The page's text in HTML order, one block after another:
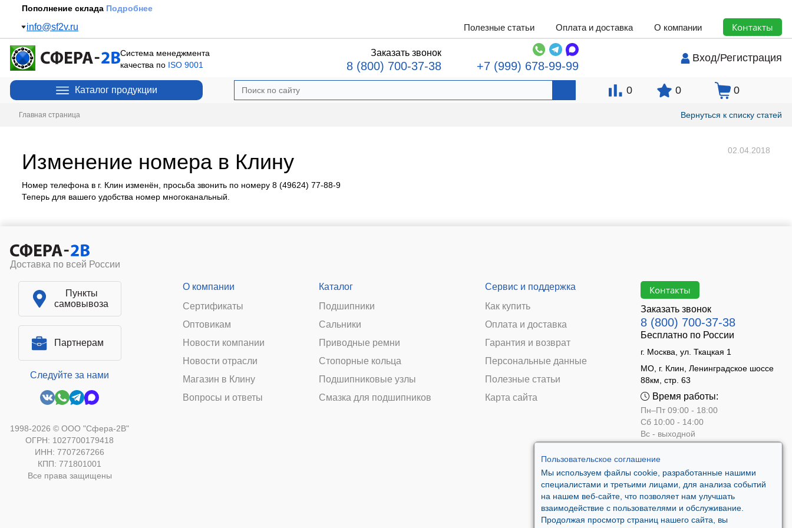
Пользовательское соглашение
Мы используем файлы cookie, разработанные нашими
специалистами и третьими лицами, для анализа событий
на нашем веб-сайте, что позволяет нам улучшать
взаимодействие с пользователями и обслуживание.
Продолжая просмотр страниц нашего сайта, вы
Пополнение склада Подробнее
info@sf2v.ru Полезные статьи Оплата и доставка О компании Контакты
Система менеджмента
качества по ISO 9001
Заказать звонок
8 (800) 700-37-38 +7 (999) 678-99-99
Вход/Регистрация
Каталог продукции 0 0 0
Главная страница Вернуться к списку статей
02.04.2018
Изменение номера в Клину
Номер телефона в г. Клин изменён, просьба звонить по номеру 8 (49624) 77-88-9
Теперь для вашего удобства номер многоканальный.
Доставка по всей России
Пункты
самовывоза
Партнерам
Следуйте за нами
1998-2026 © ООО "Сфера-2В"
ОГРН: 1027700179418
ИНН: 7707267266
КПП: 771801001
Все права защищены
О компании
Сертификаты
Оптовикам
Новости компании
Новости отрасли
Магазин в Клину
Вопросы и ответы
Каталог
Подшипники
Сальники
Приводные ремни
Стопорные кольца
Подшипниковые узлы
Смазка для подшипников
Сервис и поддержка
Как купить
Оплата и доставка
Гарантия и возврат
Персональные данные
Полезные статьи
Карта сайта
Контакты
Заказать звонок
8 (800) 700-37-38
Бесплатно по России
г. Москва, ул. Ткацкая 1
МО, г. Клин, Ленинградское шоссе
88км, стр. 63
Время работы:
Пн–Пт 09:00 - 18:00
Сб 10:00 - 14:00
Вс - выходной